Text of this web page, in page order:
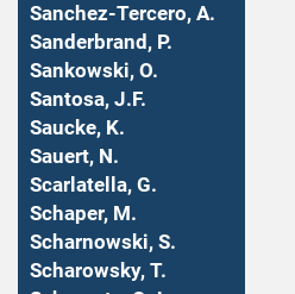
Sanchez-Tercero, A.
Sanderbrand, P.
Sankowski, O.
Santosa, J.F.
Saucke, K.
Sauert, N.
Scarlatella, G.
Schaper, M.
Scharnowski, S.
Scharowsky, T.